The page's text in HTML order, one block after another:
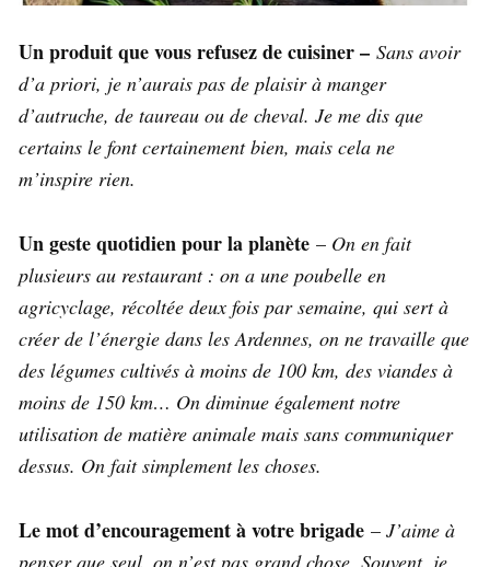
Un produit que vous refusez de cuisiner – Sans avoir
d’a priori, je n’aurais pas de plaisir à manger
d’autruche, de taureau ou de cheval. Je me dis que
certains le font certainement bien, mais cela ne
m’inspire rien.
Un geste quotidien pour la planète – On en fait
plusieurs au restaurant : on a une poubelle en
agricyclage, récoltée deux fois par semaine, qui sert à
créer de l’énergie dans les Ardennes, on ne travaille que
des légumes cultivés à moins de 100 km, des viandes à
moins de 150 km… On diminue également notre
utilisation de matière animale mais sans communiquer
dessus. On fait simplement les choses.
Le mot d’encouragement à votre brigade – J’aime à
penser que seul, on n’est pas grand chose. Souvent, je